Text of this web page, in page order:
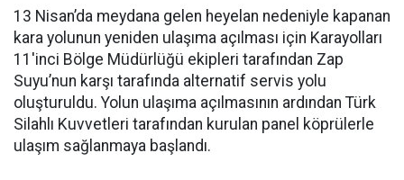
13 Nisan’da meydana gelen heyelan nedeniyle kapanan
kara yolunun yeniden ulaşıma açılması için Karayolları
11'inci Bölge Müdürlüğü ekipleri tarafından Zap
Suyu’nun karşı tarafında alternatif servis yolu
oluşturuldu. Yolun ulaşıma açılmasının ardından Türk
Silahlı Kuvvetleri tarafından kurulan panel köprülerle
ulaşım sağlanmaya başlandı.